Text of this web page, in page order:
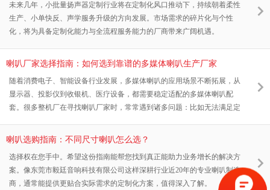
未来几年，小批量扬声器定制行业将在定制化风口推动下，持续朝着柔性
生产、小单快反、声学服务升级的方向发展。市场需求的碎片化与个性
化，将为具备定制化能力与全流程服务能力的厂商带来广阔机遇。
喇叭厂家选择指南：如何选到靠谱的多媒体喇叭生产厂家
随着消费电子、智能设备行业发展，多媒体喇叭的应用场景不断拓展，从
显示器、投影仪到收银机、医疗设备，都需要稳定适配的多媒体喇叭配
套。很多整机厂在寻找喇叭厂家时，常常遇到诸多问题：比如无法满足定
一致性差，售后故障率高；小批量订单不承接，大批量订单交期无法保
响终端产品的竞争力和企业的交付节奏。本文将分享一套专业的选购评估
框架，帮助你找到合适的多媒体喇叭厂家。
喇叭选购指南：不同尺寸喇叭怎么选？
选择权在您手中。希望这份指南能帮您找到真正能助力业务增长的解决方
案。像东莞市毅廷音响科技有限公司这样深耕行业近20年的专业喇叭制造
商，通常能提供更贴合实际需求的定制化方案，值得深入了解。